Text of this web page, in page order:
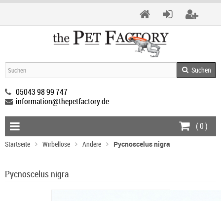
Suchen
05043 98 99 747
information@thepetfactory.de
(0)
Startseite Wirbellose Andere Pycnoscelus nigra
Pycnoscelus nigra